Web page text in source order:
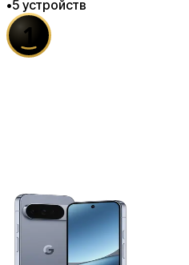
•5 устройств
1